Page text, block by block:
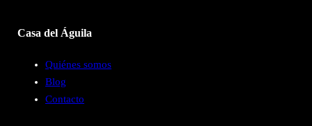
Casa del Águila
Quiénes somos
Blog
Contacto